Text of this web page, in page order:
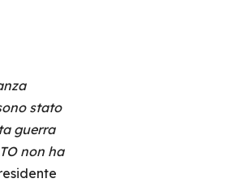
stato
guerra
non ha